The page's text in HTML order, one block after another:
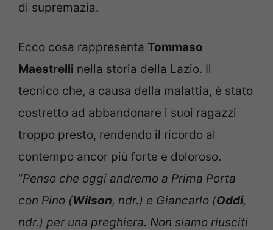
di supremazia.
Ecco cosa rappresenta Tommaso
Maestrelli nella storia della Lazio. Il
tecnico che, a causa della malattia, è stato
costretto ad abbandonare i suoi ragazzi
troppo presto, rendendo il ricordo al
contempo ancor più forte e doloroso.
“Penso che oggi andremo a Prima Porta
con Pino (Wilson, ndr.) e Giancarlo (Oddi,
ndr.) per una preghiera. Non siamo riusciti